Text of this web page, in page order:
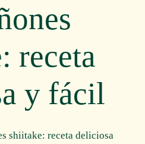
receta
y fácil
shiitake: receta deliciosa